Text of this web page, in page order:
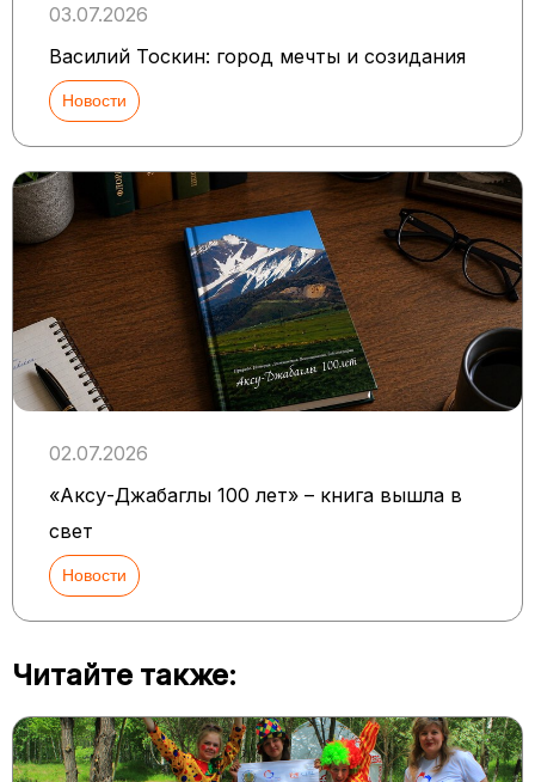
03.07.2026
Василий Тоскин: город мечты и созидания
Новости
02.07.2026
«Аксу-Джабаглы 100 лет» – книга вышла в
свет
Новости
Читайте также: